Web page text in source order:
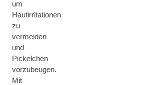
um
Hautirritationen
zu
vermeiden
und
Pickelchen
vorzubeugen.
Mit